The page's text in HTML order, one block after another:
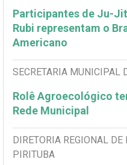
Participantes de Ju-
Rubi representam o
Americano
SECRETARIA MUNICIPAL
Rolê Agroecológico
Rede Municipal
DIRETORIA REGIONAL DE
PIRITUBA